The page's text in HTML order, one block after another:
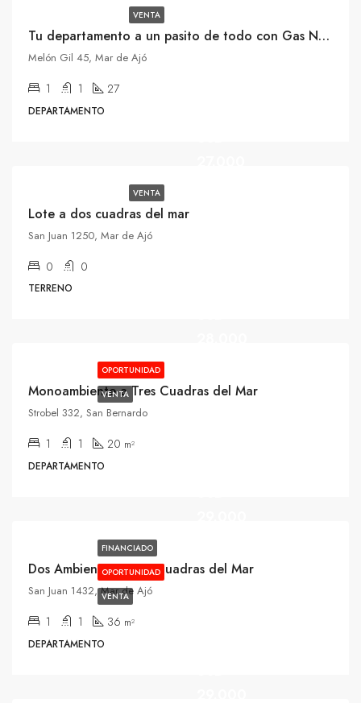
VENTA
Tu departamento a un pasito de todo con Gas Natural
Melón Gil 45, Mar de Ajó
1 1 27
DEPARTAMENTO
VENTA
Lote a dos cuadras del mar
San Juan 1250, Mar de Ajó
0 0
TERRENO
OPORTUNIDAD
VENTA
Monoambiente a Tres Cuadras del Mar
Strobel 332, San Bernardo
1 1 20 m²
DEPARTAMENTO
FINANCIADO
OPORTUNIDAD
VENTA
Dos Ambientes a Dos Cuadras del Mar
San Juan 1432, Mar de Ajó
1 1 36 m²
DEPARTAMENTO